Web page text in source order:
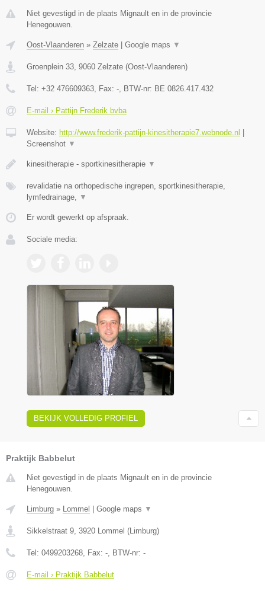
Niet gevestigd in de plaats Mignault en in de provincie
Henegouwen.
Oost-Vlaanderen » Zelzate Google maps ▼
Groenplein 33, 9060 Zelzate (Oost-Vlaanderen)
Tel: +32 476609363, Fax: -, BTW-nr: BE 0826.417.432
E-mail › Pattijn Frederik bvba
Website: http://www.frederik-pattijn-kinesitherapie7.webnode.nl
Screenshot ▼
kinesitherapie - sportkinesitherapie ▼
revalidatie na orthopedische ingrepen, sportkinesitherapie,
lymfedrainage, ▼
Er wordt gewerkt op afspraak.
Sociale media:
BEKIJK VOLLEDIG PROFIEL
Praktijk Babbelut
Niet gevestigd in de plaats Mignault en in de provincie
Henegouwen.
Limburg » Lommel | Google maps ▼
Sikkelstraat 9 3920 Lommel (Limburg)
Tel: 0499203268 , Fax: - , BTW-nr: -
E-mail › Praktijk Babbelut